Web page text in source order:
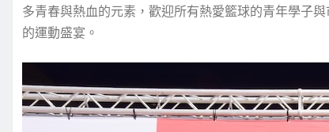
多青春與熱血的元素，歡迎所有熱愛籃球的青年學子
的運動盛宴。